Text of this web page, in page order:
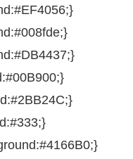
:#EF4056;}
:#008fde;}
:#DB4437;}
:#00B900;}
:#2BB24C;}
:#333;}
:#4166B0;}